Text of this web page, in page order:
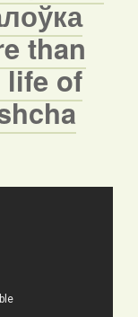
than
life of